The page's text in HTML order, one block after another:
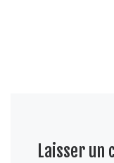
Laisser un